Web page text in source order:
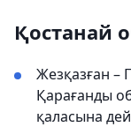
Қостанай
Жезқазған –
Қарағанды
қаласына